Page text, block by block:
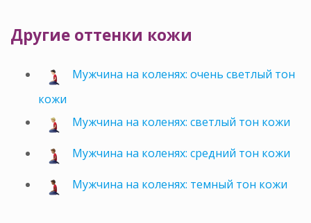
Другие оттенки кожи
Мужчина на коленях: очень светлый тон
кожи
Мужчина на коленях: светлый тон кожи
Мужчина на коленях: средний тон кожи
Мужчина на коленях: темный тон кожи